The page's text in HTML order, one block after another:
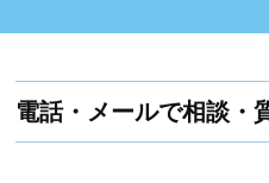
電話・メールで相談・